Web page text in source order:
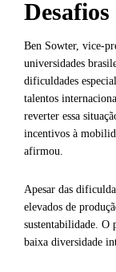
Ben Sowter, vice-
universidades
dificuldades
talentos
reverter essa
incentivos à
afirmou.
Apesar das
elevados de
sustentabilidade. O
baixa diversidade